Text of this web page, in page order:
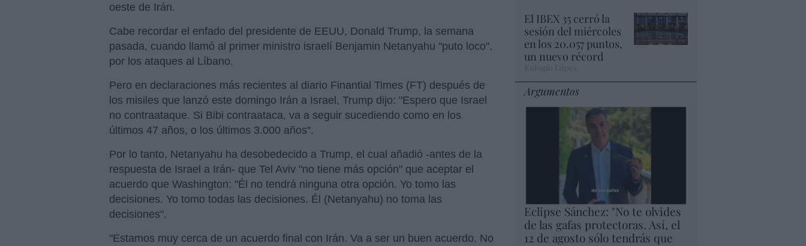
oeste de Irán.
Cabe recordar el enfado del presidente de EEUU, Donald Trump, la semana
pasada, cuando llamó al primer ministro israelí Benjamin Netanyahu "puto loco",
por los ataques al Líbano.
Pero en declaraciones más recientes al diario Finantial Times (FT) después de
los misiles que lanzó este domingo Irán a Israel, Trump dijo: "Espero que Israel
no contraataque. Si Bibi contraataca, va a seguir sucediendo como en los
últimos 47 años, o los últimos 3.000 años".
Por lo tanto, Netanyahu ha desobedecido a Trump, el cual añadió -antes de la
respuesta de Israel a Irán- que Tel Aviv "no tiene más opción" que aceptar el
acuerdo que Washington: "Él no tendrá ninguna otra opción. Yo tomo las
decisiones. Yo tomo todas las decisiones. Él (Netanyahu) no toma las
decisiones".
"Estamos muy cerca de un acuerdo final con Irán. Va a ser un buen acuerdo. No
El IBEX 35 cerró la
sesión del miércoles
en los 20.057 puntos,
un nuevo récord
Argumentos
Eclipse Sánchez: "No te olvides
de las gafas protectoras. Así, el
12 de agosto sólo tendrás que